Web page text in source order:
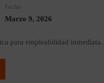
Fecha
Marzo 9, 2026
para empleabilidad